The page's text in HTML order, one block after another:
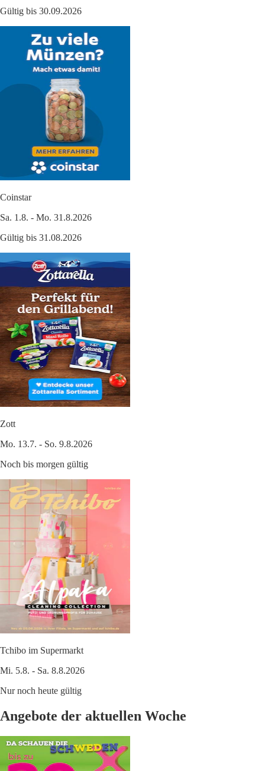
Gültig bis 30.09.2026
Coinstar
Sa. 1.8. - Mo. 31.8.2026
Gültig bis 31.08.2026
Zott
Mo. 13.7. - So. 9.8.2026
Noch bis morgen gültig
Tchibo im Supermarkt
Mi. 5.8. - Sa. 8.8.2026
Nur noch heute gültig
Angebote der aktuellen Woche